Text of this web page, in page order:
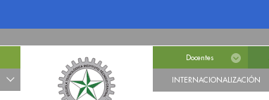
Docentes
INTERNACIONALIZACIÓN